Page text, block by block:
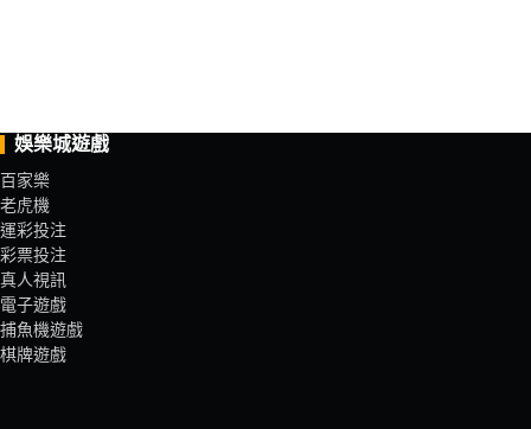
娛樂城遊戲
百家樂
老虎機
運彩投注
彩票投注
真人視訊
電子遊戲
捕魚機遊戲
棋牌遊戲